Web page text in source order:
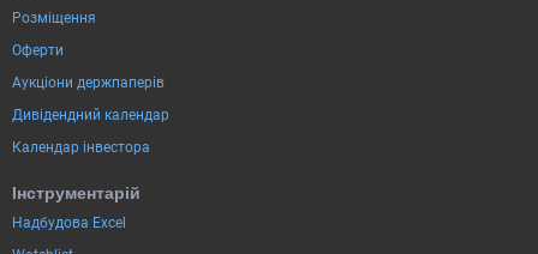
Розміщення
Оферти
Аукціони держпаперів
Дивідендний календар
Календар інвестора
Інструментарій
Надбудова Excel